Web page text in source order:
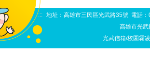
:::
地址：高雄市三民區光武路35號 電話
高雄市光
光武信箱/校園霸